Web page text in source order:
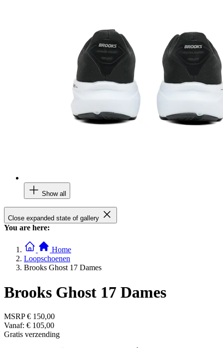
Show all
Close expanded state of gallery
You are here:
Home
Loopschoenen
Brooks Ghost 17 Dames
Brooks Ghost 17 Dames
MSRP € 150,00
Vanaf: € 105,00
Gratis verzending